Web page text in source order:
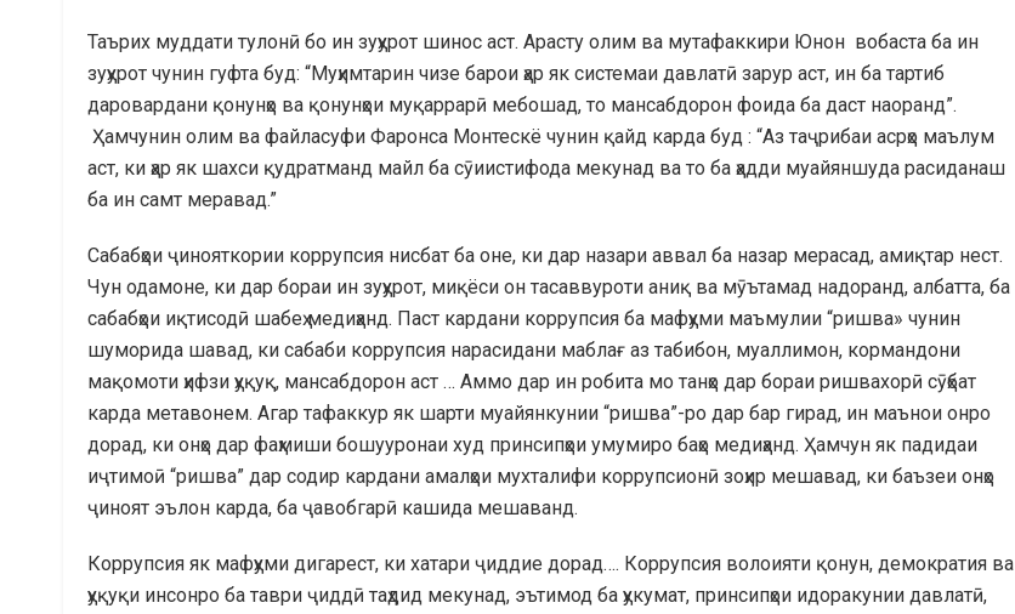
Таърих муддати тулонӣ бо ин зуҳурот шинос аст. Арасту олим ва мутафаккири Юнон вобаста ба ин
зуҳурот чунин гуфта буд: “Муҳимтарин чизе барои ҳар як системаи давлатӣ зарур аст, ин ба тартиб
даровардани қонунҳо ва қонунҳои муқаррарӣ мебошад, то мансабдорон фоида ба даст наоранд”.
Ҳамчунин олим ва файласуфи Фаронса Монтескё чунин қайд карда буд : “Аз таҷрибаи асрҳо маълум
аст, ки ҳар як шахси қудратманд майл ба сӯиистифода мекунад ва то ба ҳадди муайяншуда расиданаш
ба ин самт меравад.”
Сабабҳои ҷинояткории коррупсия нисбат ба оне, ки дар назари аввал ба назар мерасад, амиқтар нест.
Чун одамоне, ки дар бораи ин зуҳурот, миқёси он тасаввуроти аниқ ва мӯътамад надоранд, албатта, ба
сабабҳои иқтисодӣ шабеҳ медиҳанд. Паст кардани коррупсия ба мафҳуми маъмулии “ришва» чунин
шуморида шавад, ки сабаби коррупсия нарасидани маблағ аз табибон, муаллимон, кормандони
мақомоти ҳифзи ҳуқуқ, мансабдорон аст … Аммо дар ин робита мо танҳо дар бораи ришвахорӣ сӯҳбат
карда метавонем. Агар тафаккур як шарти муайянкунии “ришва”-ро дар бар гирад, ин маънои онро
дорад, ки онҳо дар фаҳмиши бошууронаи худ принсипҳои умумиро баҳо медиҳанд. Ҳамчун як падидаи
иҷтимоӣ “ришва” дар содир кардани амалҳои мухталифи коррупсионӣ зоҳир мешавад, ки баъзеи онҳо
ҷиноят эълон карда, ба ҷавобгарӣ кашида мешаванд.
Коррупсия як мафҳуми дигарест, ки хатари ҷиддие дорад…. Коррупсия волоияти қонун, демократия ва
ҳуқуқи инсонро ба таври ҷиддӣ таҳдид мекунад, эътимод ба ҳукумат, принсипҳои идоракунии давлатӣ,